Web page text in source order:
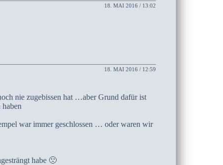
18. MAI 2016 / 13:02
18. MAI 2016 / 12:59
nie zugebissen hat …aber Grund dafür ist
war immer geschlossen … oder waren wir
habe 🙁